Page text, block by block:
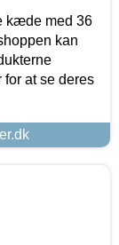
kæde med 36
kan
for at se deres